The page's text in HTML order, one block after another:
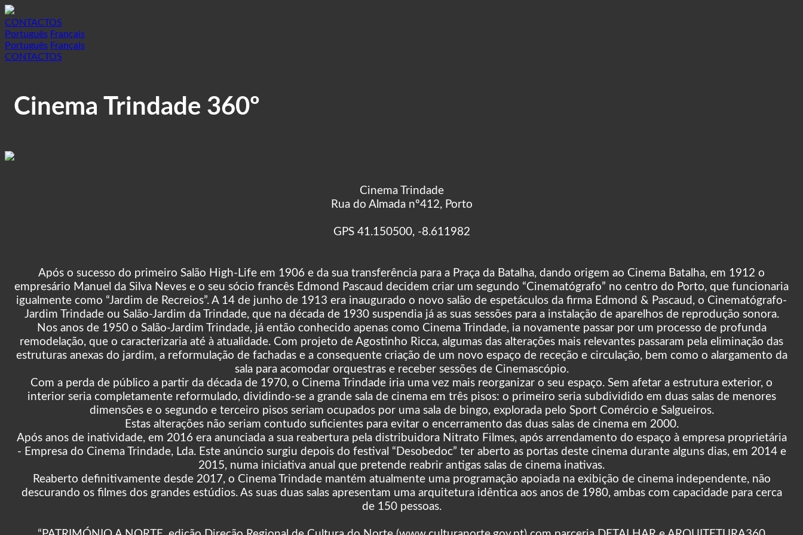
CONTACTOS
Português Français
Português Français
CONTACTOS
Cinema Trindade 360º
Cinema Trindade
Rua do Almada nº412, Porto
GPS 41.150500, -8.611982
Após o sucesso do primeiro Salão High-Life em 1906 e da sua transferência para a Praça da Batalha, dando origem ao Cinema Batalha, em 1912 o
empresário Manuel da Silva Neves e o seu sócio francês Edmond Pascaud decidem criar um segundo “Cinematógrafo” no centro do Porto, que funcionaria
igualmente como “Jardim de Recreios”. A 14 de junho de 1913 era inaugurado o novo salão de espetáculos da firma Edmond & Pascaud, o Cinematógrafo-
Jardim Trindade ou Salão-Jardim da Trindade, que na década de 1930 suspendia já as suas sessões para a instalação de aparelhos de reprodução sonora.
Nos anos de 1950 o Salão-Jardim Trindade, já então conhecido apenas como Cinema Trindade, ia novamente passar por um processo de profunda
remodelação, que o caracterizaria até à atualidade. Com projeto de Agostinho Ricca, algumas das alterações mais relevantes passaram pela eliminação das
estruturas anexas do jardim, a reformulação de fachadas e a consequente criação de um novo espaço de receção e circulação, bem como o alargamento da
sala para acomodar orquestras e receber sessões de Cinemascópio.
Com a perda de público a partir da década de 1970, o Cinema Trindade iria uma vez mais reorganizar o seu espaço. Sem afetar a estrutura exterior, o
interior seria completamente reformulado, dividindo-se a grande sala de cinema em três pisos: o primeiro seria subdividido em duas salas de menores
dimensões e o segundo e terceiro pisos seriam ocupados por uma sala de bingo, explorada pelo Sport Comércio e Salgueiros.
Estas alterações não seriam contudo suficientes para evitar o encerramento das duas salas de cinema em 2000.
Após anos de inatividade, em 2016 era anunciada a sua reabertura pela distribuidora Nitrato Filmes, após arrendamento do espaço à empresa proprietária
- Empresa do Cinema Trindade, Lda. Este anúncio surgiu depois do festival “Desobedoc” ter aberto as portas deste cinema durante alguns dias, em 2014 e
2015, numa iniciativa anual que pretende reabrir antigas salas de cinema inativas.
Reaberto definitivamente desde 2017, o Cinema Trindade mantém atualmente uma programação apoiada na exibição de cinema independente, não
descurando os filmes dos grandes estúdios. As suas duas salas apresentam uma arquitetura idêntica aos anos de 1980, ambas com capacidade para cerca
de 150 pessoas.